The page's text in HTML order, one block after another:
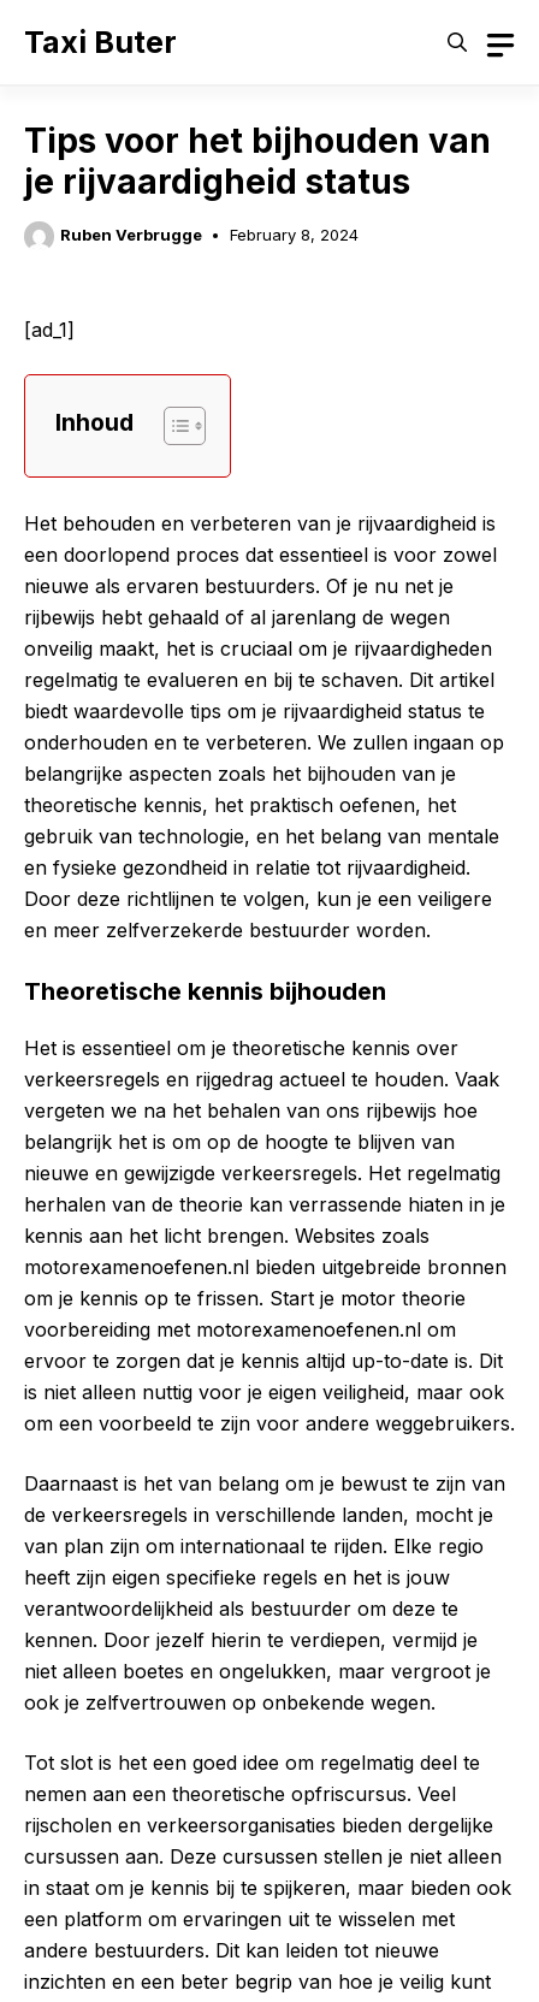
Taxi Buter
Tips voor het bijhouden van
je rijvaardigheid status
Ruben Verbrugge February 8, 2024
[ad_1]
Inhoud
Het behouden en verbeteren van je rijvaardigheid is
een doorlopend proces dat essentieel is voor zowel
nieuwe als ervaren bestuurders. Of je nu net je
rijbewijs hebt gehaald of al jarenlang de wegen
onveilig maakt, het is cruciaal om je rijvaardigheden
regelmatig te evalueren en bij te schaven. Dit artikel
biedt waardevolle tips om je rijvaardigheid status te
onderhouden en te verbeteren. We zullen ingaan op
belangrijke aspecten zoals het bijhouden van je
theoretische kennis, het praktisch oefenen, het
gebruik van technologie, en het belang van mentale
en fysieke gezondheid in relatie tot rijvaardigheid.
Door deze richtlijnen te volgen, kun je een veiligere
en meer zelfverzekerde bestuurder worden.
Theoretische kennis bijhouden
Het is essentieel om je theoretische kennis over
verkeersregels en rijgedrag actueel te houden. Vaak
vergeten we na het behalen van ons rijbewijs hoe
belangrijk het is om op de hoogte te blijven van
nieuwe en gewijzigde verkeersregels. Het regelmatig
herhalen van de theorie kan verrassende hiaten in je
kennis aan het licht brengen. Websites zoals
motorexamenoefenen.nl bieden uitgebreide bronnen
om je kennis op te frissen. Start je motor theorie
voorbereiding met motorexamenoefenen.nl om
ervoor te zorgen dat je kennis altijd up-to-date is. Dit
is niet alleen nuttig voor je eigen veiligheid, maar ook
om een voorbeeld te zijn voor andere weggebruikers.
Daarnaast is het van belang om je bewust te zijn van
de verkeersregels in verschillende landen, mocht je
van plan zijn om internationaal te rijden. Elke regio
heeft zijn eigen specifieke regels en het is jouw
verantwoordelijkheid als bestuurder om deze te
kennen. Door jezelf hierin te verdiepen, vermijd je
niet alleen boetes en ongelukken, maar vergroot je
ook je zelfvertrouwen op onbekende wegen.
Tot slot is het een goed idee om regelmatig deel te
nemen aan een theoretische opfriscursus. Veel
rijscholen en verkeersorganisaties bieden dergelijke
cursussen aan. Deze cursussen stellen je niet alleen
in staat om je kennis bij te spijkeren, maar bieden ook
een platform om ervaringen uit te wisselen met
andere bestuurders. Dit kan leiden tot nieuwe
inzichten en een beter begrip van hoe je veilig kunt